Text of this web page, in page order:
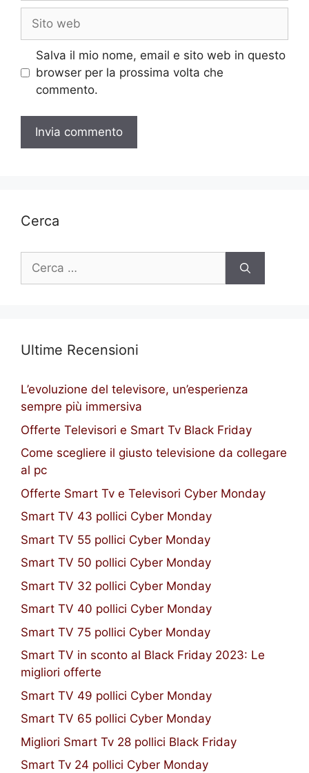
web
Salva il mio nome, email e sito web in questo
browser per la prossima volta che
commento.
Cerca
Ricerca
Ultime Recensioni
L’evoluzione del televisore, un’esperienza
sempre più immersiva
Offerte Televisori e Smart Tv Black Friday
Come scegliere il giusto televisione da collegare
al pc
Offerte Smart Tv e Televisori Cyber Monday
Smart TV 43 pollici Cyber Monday
Smart TV 55 pollici Cyber Monday
Smart TV 50 pollici Cyber Monday
Smart TV 32 pollici Cyber Monday
Smart TV 40 pollici Cyber Monday
Smart TV 75 pollici Cyber Monday
Smart TV in sconto al Black Friday 2023: Le
migliori offerte
Smart TV 49 pollici Cyber Monday
Smart TV 65 pollici Cyber Monday
Migliori Smart Tv 28 pollici Black Friday
Smart Tv 24 pollici Cyber Monday